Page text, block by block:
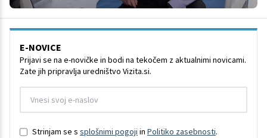
E-NOVICE
Prijavi se na e-novičke in bodi na tekočem z aktualnimi novicami.
Zate jih pripravlja uredništvo Vizita.si.
Strinjam se s splošnimi pogoji in Politiko zasebnosti.